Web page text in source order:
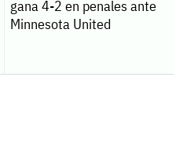
gana 4-2 en penales ante
Minnesota United